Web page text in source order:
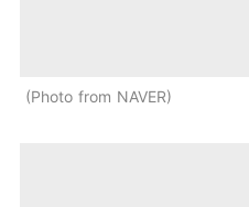
Photo from NAVER